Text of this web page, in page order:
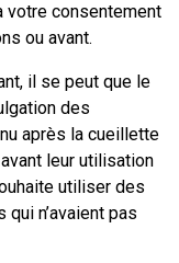
votre consentement
ou avant.
il se peut que le
des
après la cueillette
leur utilisation
utiliser des
n’avaient pas